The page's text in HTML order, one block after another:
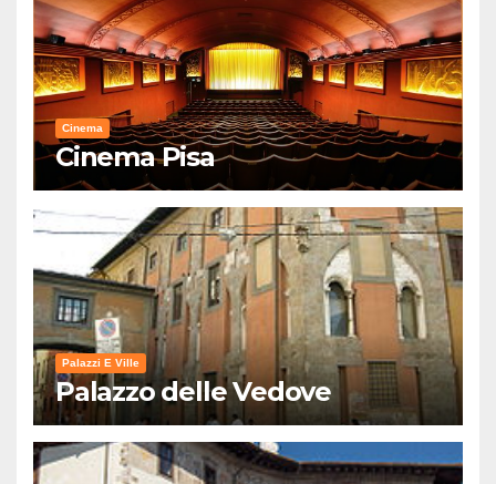
Cinema
Cinema Pisa
Palazzi E Ville
Palazzo delle Vedove